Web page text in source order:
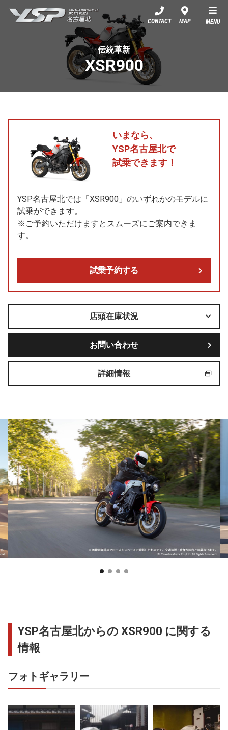
YSP名古屋北
CONTACT MAP MENU
伝統革新
XSR900
いまなら、
YSP名古屋北で
試乗できます！
YSP名古屋北では「XSR900」のいずれかのモデルに
試乗ができます。
※ご予約いただけますとスムーズにご案内できま
す。
試乗予約する
店頭在庫状況
お問い合わせ
詳細情報
YSP名古屋北からの XSR900 に関する
情報
フォトギャラリー